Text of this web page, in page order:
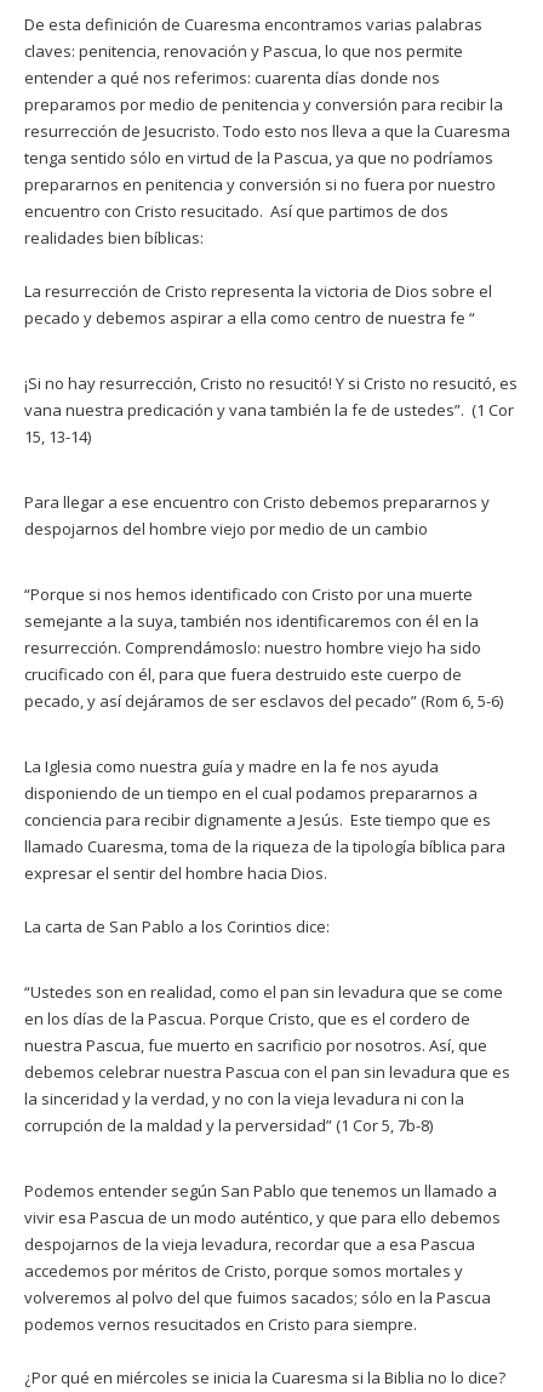
De esta definición de Cuaresma encontramos varias palabras
claves: penitencia, renovación y Pascua, lo que nos permite
entender a qué nos referimos: cuarenta días donde nos
preparamos por medio de penitencia y conversión para recibir la
resurrección de Jesucristo. Todo esto nos lleva a que la Cuaresma
tenga sentido sólo en virtud de la Pascua, ya que no podríamos
prepararnos en penitencia y conversión si no fuera por nuestro
encuentro con Cristo resucitado. Así que partimos de dos
realidades bien bíblicas:
La resurrección de Cristo representa la victoria de Dios sobre el
pecado y debemos aspirar a ella como centro de nuestra fe “
¡Si no hay resurrección, Cristo no resucitó! Y si Cristo no resucitó, es
vana nuestra predicación y vana también la fe de ustedes”. (1 Cor
15, 13-14)
Para llegar a ese encuentro con Cristo debemos prepararnos y
despojarnos del hombre viejo por medio de un cambio
“Porque si nos hemos identificado con Cristo por una muerte
semejante a la suya, también nos identificaremos con él en la
resurrección. Comprendámoslo: nuestro hombre viejo ha sido
crucificado con él, para que fuera destruido este cuerpo de
pecado, y así dejáramos de ser esclavos del pecado” (Rom 6, 5-6)
La Iglesia como nuestra guía y madre en la fe nos ayuda
disponiendo de un tiempo en el cual podamos prepararnos a
conciencia para recibir dignamente a Jesús. Este tiempo que es
llamado Cuaresma, toma de la riqueza de la tipología bíblica para
expresar el sentir del hombre hacia Dios.
La carta de San Pablo a los Corintios dice:
“Ustedes son en realidad, como el pan sin levadura que se come
en los días de la Pascua. Porque Cristo, que es el cordero de
nuestra Pascua, fue muerto en sacrificio por nosotros. Así, que
debemos celebrar nuestra Pascua con el pan sin levadura que es
la sinceridad y la verdad, y no con la vieja levadura ni con la
corrupción de la maldad y la perversidad” (1 Cor 5, 7b-8)
Podemos entender según San Pablo que tenemos un llamado a
vivir esa Pascua de un modo auténtico, y que para ello debemos
despojarnos de la vieja levadura, recordar que a esa Pascua
accedemos por méritos de Cristo, porque somos mortales y
volveremos al polvo del que fuimos sacados; sólo en la Pascua
podemos vernos resucitados en Cristo para siempre.
¿Por qué en miércoles se inicia la Cuaresma si la Biblia no lo dice?